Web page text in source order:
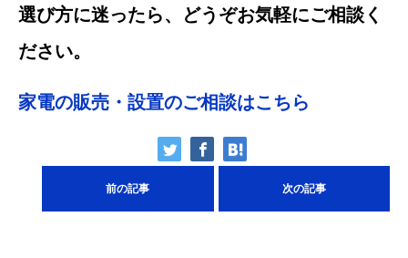
選び方に迷ったら、どうぞお気軽にご相談く
ださい。
家電の販売・設置のご相談はこちら
前の記事 次の記事